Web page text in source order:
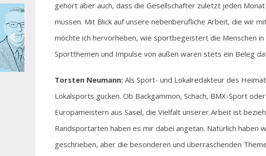
gehört aber auch, dass die Gesellschafter zuletzt jeden
müssen. Mit Blick auf unsere nebenberufliche Arbeit, die wir
möchte ich hervorheben, wie sportbegeistert die Menschen
Sportthemen und Impulse von außen waren stets ein Beleg
Torsten Neumann: Als Sport- und Lokalredakteur des
Lokalsports gucken. Ob Backgammon, Schach, BMX-Sport
Europameistern aus Sasel, die Vielfalt unserer Arbeit ist
Randsportarten haben es mir dabei angetan. Natürlich haben
geschrieben, aber die besonderen und überraschenden